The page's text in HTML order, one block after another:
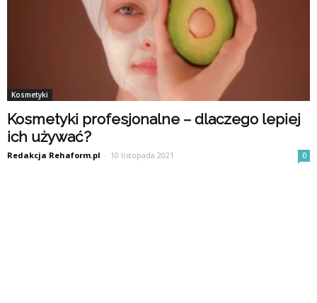
Kosmetyki
Kosmetyki profesjonalne – dlaczego lepiej
ich używać?
Redakcja Rehaform.pl - 10 listopada 2021 0